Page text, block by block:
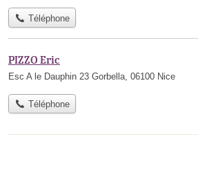
Téléphone
PIZZO Eric
Esc A le Dauphin 23 Gorbella, 06100 Nice
Téléphone